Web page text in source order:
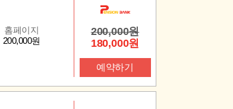
홈페이지
200,000원
200,000원
180,000원
예약하기